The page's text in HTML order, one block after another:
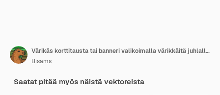
Värikäs korttitausta tai banneri valikoimalla värikkäitä juhlallisia makeisia
Bisams
Saatat pitää myös näistä vektoreista